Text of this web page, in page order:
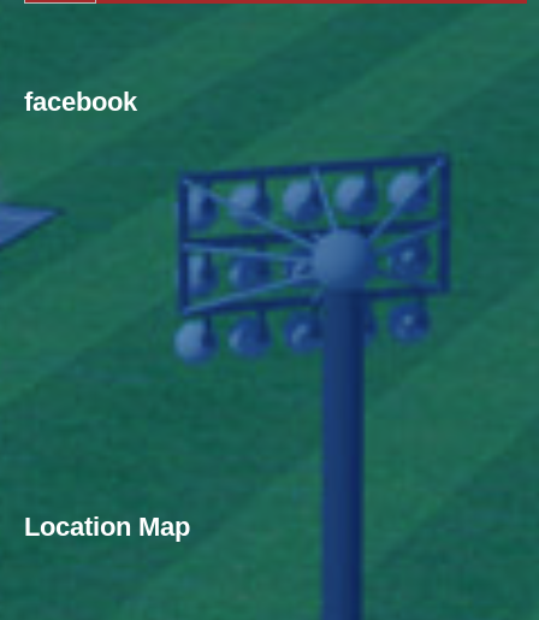
facebook
Location Map